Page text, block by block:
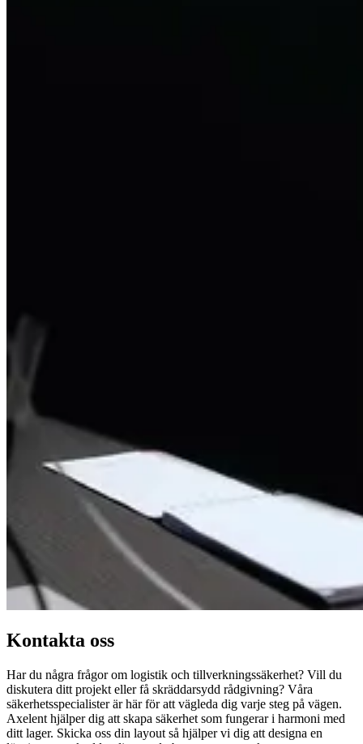
Kontakta oss
Har du några frågor om logistik och tillverkningssäkerhet? Vill du
diskutera ditt projekt eller få skräddarsydd rådgivning? Våra
säkerhetsspecialister är här för att vägleda dig varje steg på vägen.
Axelent hjälper dig att skapa säkerhet som fungerar i harmoni med
ditt lager. Skicka oss din layout så hjälper vi dig att designa en